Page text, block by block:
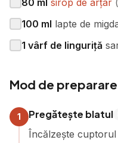
80 ml sirop de arțar (
100 ml lapte de
1 vârf de linguriță
Mod de preparare
1 Pregătește blatul
Încălzește